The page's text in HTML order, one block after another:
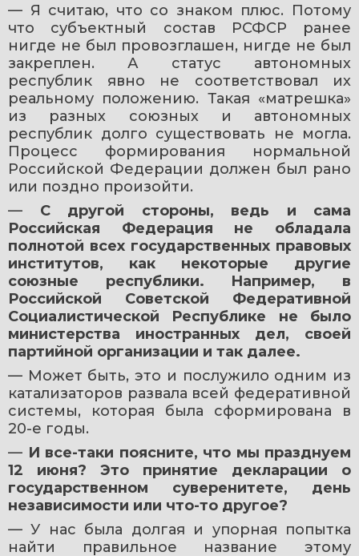
— Я считаю, что со знаком плюс. Потому
что субъектный состав РСФСР ранее
нигде не был провозглашен, нигде не был
закреплен. А статус автономных
республик явно не соответствовал их
реальному положению. Такая «матрешка»
из разных союзных и автономных
республик долго существовать не могла.
Процесс формирования нормальной
Российской Федерации должен был рано
или поздно произойти.
— С другой стороны, ведь и сама
Российская Федерация не обладала
полнотой всех государственных правовых
институтов, как некоторые другие
союзные республики. Например, в
Российской Советской Федеративной
Социалистической Республике не было
министерства иностранных дел, своей
партийной организации и так далее.
— Может быть, это и послужило одним из
катализаторов развала всей федеративной
системы, которая была сформирована в
20-е годы.
— И все-таки поясните, что мы празднуем
12 июня? Это принятие декларации о
государственном суверенитете, день
независимости или что-то другое?
— У нас была долгая и упорная попытка
найти правильное название этому